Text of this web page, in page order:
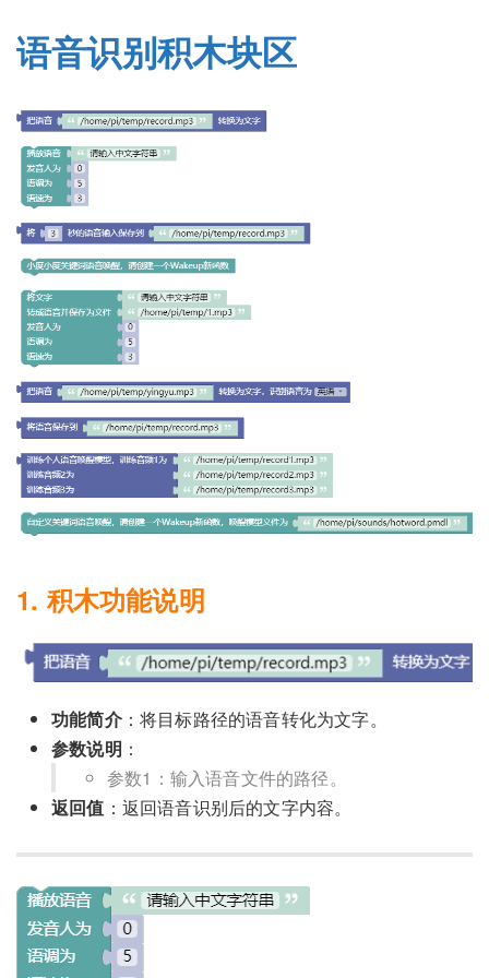
语音识别积木块区
1. 积木功能说明
功能简介：将目标路径的语音转化为文字。
参数说明 ：
参数1：输入语音文件的路径。
返回值 ：返回语音识别后的文字内容。